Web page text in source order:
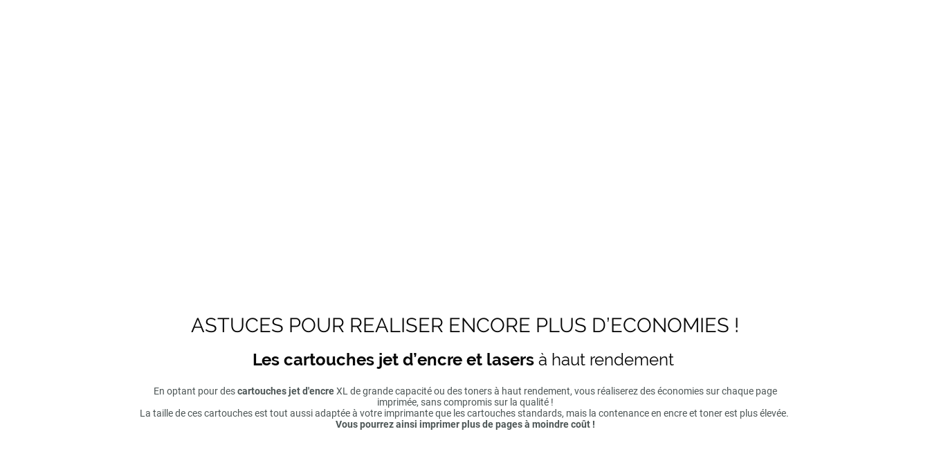
ASTUCES POUR REALISER ENCORE PLUS D’ECONOMIES !
Les cartouches jet d’encre et lasersà haut rendement
En optant pour descartouches jet d'encreXL de grande capacité ou des toners à haut rendement, vous réaliserez des économies sur chaque page
imprimée, sans compromis sur la qualité !
La taille de ces cartouches est tout aussi adaptée à votre imprimante que les cartouches standards, mais la contenance en encre et toner est plus élevée.
Vous pourrez ainsi imprimer plus de pages à moindre coût !